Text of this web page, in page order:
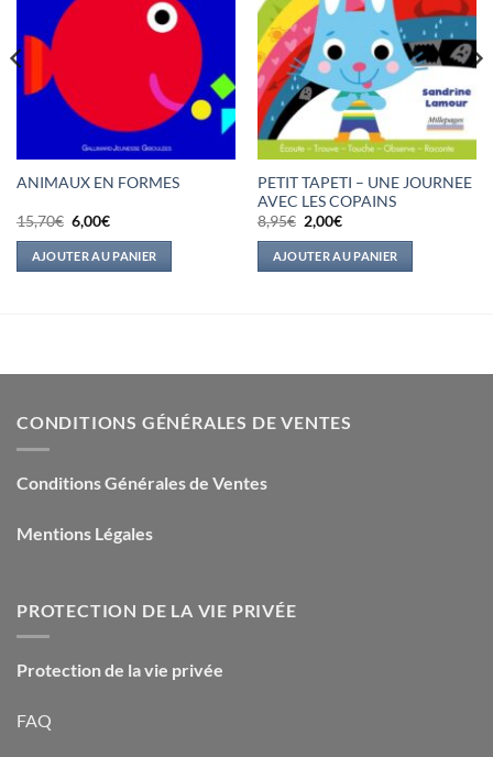
ANIMAUX EN FORMES
15,70€ Le
prix
initial
était :
15,70€.
6,00€Le
actuel
est :
6,00€.
AJOUTER AU PANIER
PETIT TAPETI – UNE JOURNEE
AVEC LES COPAINS
8,95€ Le
prix
initial
était :
8,95€.
2,00€Le
actuel
est :
2,00€.
AJOUTER AU PANIER
CONDITIONS GÉNÉRALES DE VENTES
Conditions Générales de Ventes
Mentions Légales
PROTECTION DE LA VIE PRIVÉE
Protection de la vie privée
FAQ